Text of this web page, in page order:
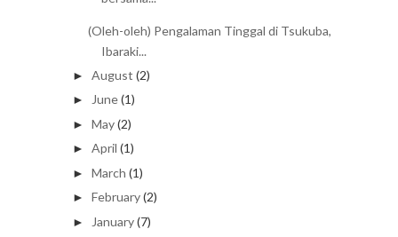
(Oleh-oleh) Pengalaman Tinggal di Tsukuba,
Ibaraki...
► August (2)
► June(1)
► May(2)
► April (1)
► March (1)
► February(2)
► January(7)